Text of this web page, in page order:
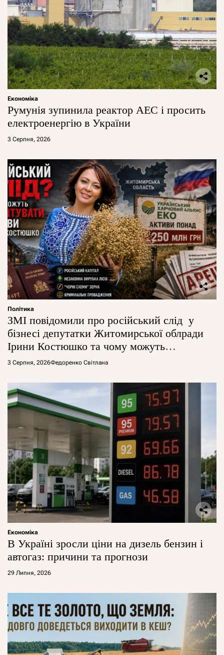
Економіка
Румунія зупинила реактор АЕС і просить
електроенергію в України
3 Серпня, 2026
Політика
ЗМІ повідомили про російський слід у
бізнесі депутатки Житомирської облради
Ірини Костюшко та чому можуть
арештувати її активи
3 Серпня, 2026Федоренко Світлана
Економіка
В Україні зросли ціни на дизель бензин і
автогаз: причини та прогнози
29 Липня, 2026